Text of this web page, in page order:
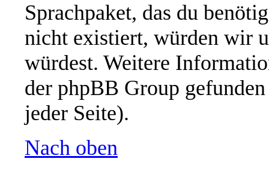
Sprachpaket, das du
nicht existiert, würden wir
würdest. Weitere
der phpBB Group
jeder Seite).
Nach oben